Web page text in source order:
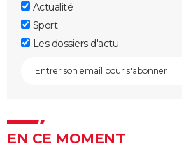
Actualité
Sport
Les dossiers d'actu
EN CE MOMENT